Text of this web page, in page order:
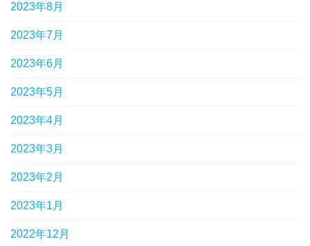
2023年8月
2023年7月
2023年6月
2023年5月
2023年4月
2023年3月
2023年2月
2023年1月
2022年12月